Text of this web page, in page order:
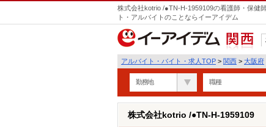
株式会社kotrio /●TN-H-1959109の看護師・保健
ト・アルバイトのことならイーアイデム
関西
アルバイト・バイト・求人TOP > 関西 > 大阪府
勤務地 職種
株式会社kotrio /●TN-H-1959109